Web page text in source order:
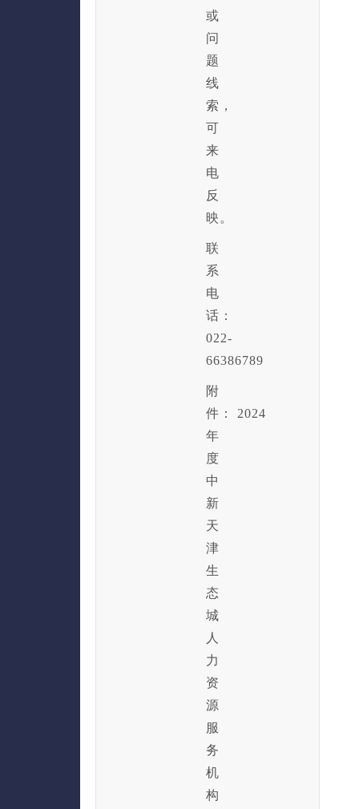
或
问
题
线
索，
可
来
电
反
映。
联
系
电
话：
022-
66386789
附
件： 2024
年
度
中
新
天
津
生
态
城
人
力
资
源
服
务
机
构